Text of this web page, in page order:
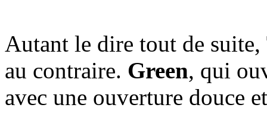
Autant le dire tout de suite,
au contraire. Green, qui
avec une ouverture douce